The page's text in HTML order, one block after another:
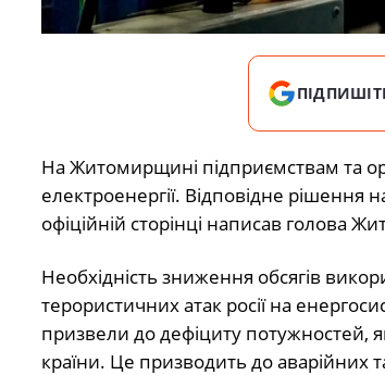
На Житомирщині підприємствам та
електроенергії. Відповідне
офіційній сторінці написав голова
Необхідність зниження обсягів
терористичних атак росії на
призвели до дефіциту потужностей,
країни. Це призводить до аварійних